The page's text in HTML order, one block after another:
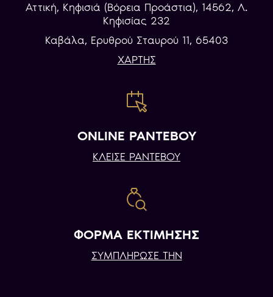
Αττική, Κηφισιά (Βόρεια Προάστια), 14562, Λ.
Κηφισίας 232
Καβάλα, Eρυθρού Σταυρού 11, 65403
ΧΑΡΤΗΣ
ONLINE ΡΑΝΤΕΒΟΥ
ΚΛΕΙΣΕ ΡΑΝΤΕΒΟΥ
ΦΟΡΜΑ ΕΚΤΙΜΗΣΗΣ
ΣΥΜΠΛΗΡΩΣΕ ΤΗΝ